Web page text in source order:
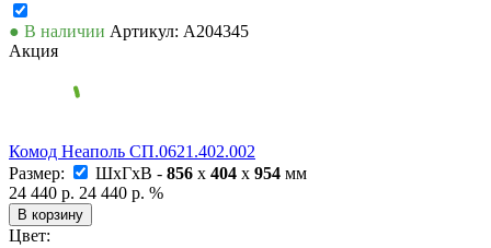
● В наличии Артикул: А204345
Акция
Комод Неаполь СП.0621.402.002
Размер:
ШxГxВ - 856 x 404 x 954 мм
24 440 р. 24 440 р. %
В корзину
Цвет: